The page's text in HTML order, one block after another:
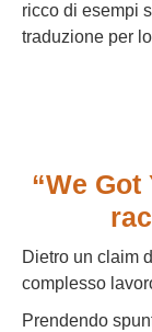
ricco di esempi
traduzione per
“We
Dietro un claim
complesso
Prendendo